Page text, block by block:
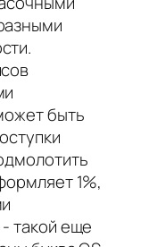
быть
1%,
такой еще